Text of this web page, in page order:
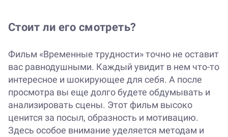
Стоит ли его смотреть?
Фильм «Временные трудности» точно не оставит
вас равнодушными. Каждый увидит в нем что-то
интересное и шокирующее для себя. А после
просмотра вы еще долго будете обдумывать и
анализировать сцены. Этот фильм высоко
ценится за посыл, образность и мотивацию.
Здесь особое внимание уделяется методам и